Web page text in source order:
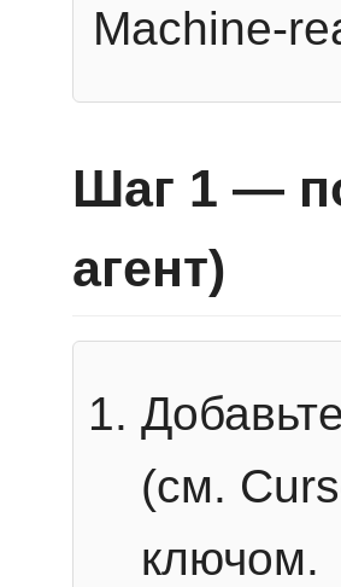
Machine-
Шаг 1 —
агент)
(см.
ключом.